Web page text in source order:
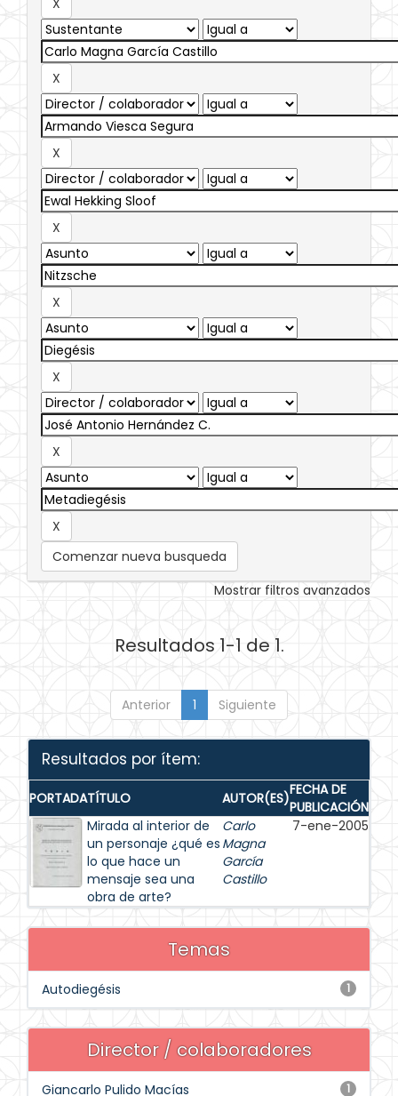
Comenzar nueva busqueda
Mostrar filtros avanzados
Resultados 1-1 de 1.
Anterior 1 Siguiente
Resultados por ítem:
PORTADATÍTULO AUTOR(ES)FECHA DE
PUBLICACIÓN
Mirada al interior de
un personaje ¿qué es
lo que hace un
mensaje sea una
obra de arte?
Carlo
Magna
García
Castillo
7-ene-2005
Temas
1
Autodiegésis
Director / colaboradores
1
Giancarlo Pulido Macías